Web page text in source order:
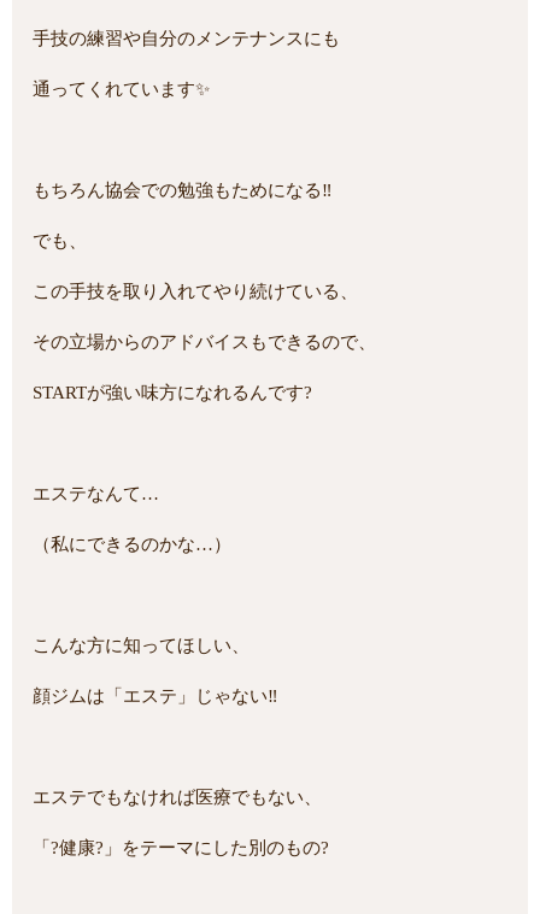
手技の練習や自分のメンテナンスにも
通ってくれています✨
もちろん協会での勉強もためになる‼
でも、
この手技を取り入れてやり続けている、
その立場からのアドバイスもできるので、
STARTが強い味方になれるんです?
エステなんて…
（私にできるのかな…）
こんな方に知ってほしい、
顔ジムは「エステ」じゃない‼
エステでもなければ医療でもない、
「?健康?」をテーマにした別のもの?